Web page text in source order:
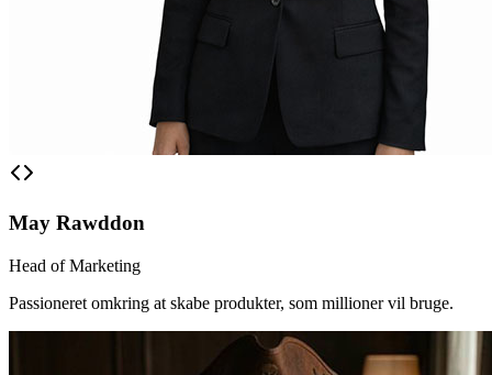
May Rawddon
Head of Marketing
Passioneret omkring at skabe produkter, som millioner vil bruge.